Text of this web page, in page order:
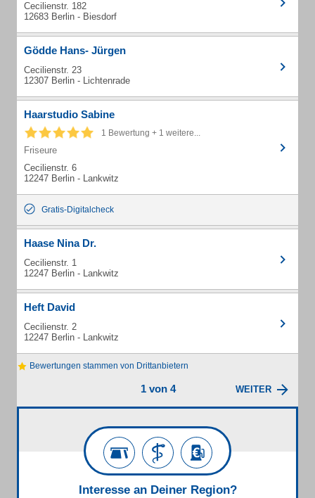
Cecilienstr. 182
12683 Berlin - Biesdorf
Gödde Hans- Jürgen
Cecilienstr. 23
12307 Berlin - Lichtenrade
Haarstudio Sabine
1 Bewertung + 1 weitere...
Friseure
Cecilienstr. 6
12247 Berlin - Lankwitz
Gratis-Digitalcheck
Haase Nina Dr.
Cecilienstr. 1
12247 Berlin - Lankwitz
Heft David
Cecilienstr. 2
12247 Berlin - Lankwitz
Bewertungen stammen von Drittanbietern
1 von 4 WEITER
Interesse an Deiner Region?